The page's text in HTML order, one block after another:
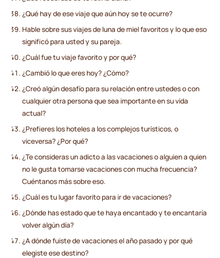
¿Qué hay de ese viaje que aún hoy se te ocurre?
Hable sobre sus viajes de luna de miel favoritos y lo que eso
significó para usted y su pareja.
¿Cuál fue tu viaje favorito y por qué?
¿Cambió lo que eres hoy? ¿Cómo?
¿Creó algún desafío para su relación entre ustedes o con
cualquier otra persona que sea importante en su vida
actual?
¿Prefieres los hoteles a los complejos turísticos, o
viceversa? ¿Por qué?
¿Te consideras un adicto a las vacaciones o alguien a quien
no le gusta tomarse vacaciones con mucha frecuencia?
Cuéntanos más sobre eso.
¿Cuál es tu lugar favorito para ir de vacaciones?
¿Dónde has estado que te haya encantado y te encantaría
volver algún día?
¿A dónde fuiste de vacaciones el año pasado y por qué
elegiste ese destino?